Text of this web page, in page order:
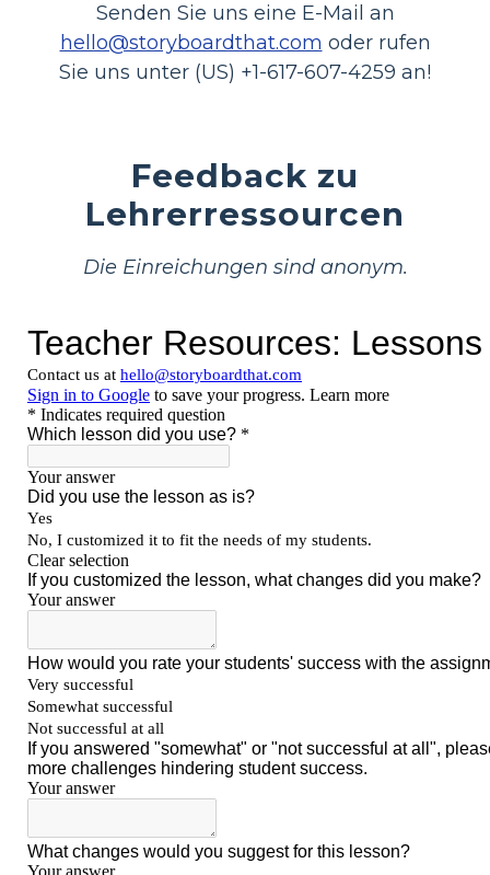
Senden Sie uns eine E-Mail an
hello@storyboardthat.com oder rufen
Sie uns unter (US) +1-617-607-4259 an!
Feedback zu
Lehrerressourcen
Die Einreichungen sind anonym.